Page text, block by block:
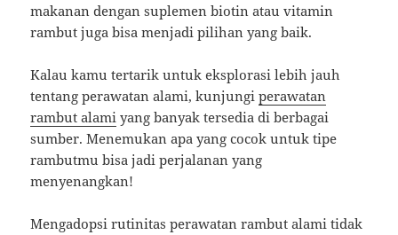
makanan dengan suplemen biotin atau vitamin
rambut juga bisa menjadi pilihan yang baik.
Kalau kamu tertarik untuk eksplorasi lebih jauh
tentang perawatan alami, kunjungiperawatan
rambut alami yang banyak tersedia di berbagai
sumber. Menemukan apa yang cocok untuk tipe
rambutmu bisa jadi perjalanan yang
menyenangkan!
Mengadopsi rutinitas perawatan rambut alami tidak